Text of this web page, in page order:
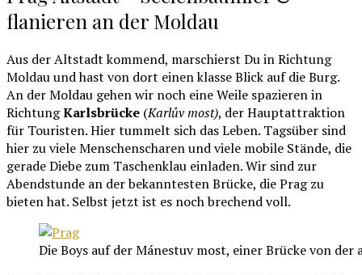
flanieren an der Moldau
Aus der Altstadt kommend, marschierst Du in Richtung
Moldau und hast von dort einen klasse Blick auf die Burg.
An der Moldau gehen wir noch eine Weile spazieren in
RichtungKarlsbrücke (Karlův most), der Hauptattraktion
für Touristen. Hier tummelt sich das Leben. Tagsüber sind
hier zu viele Menschenscharen und viele mobile Stände, die
gerade Diebe zum Taschenklau einladen. Wir sind zur
Abendstunde an der bekanntesten Brücke, die Prag zu
bieten hat. Selbst jetzt ist es noch brechend voll.
Die Boys auf der Mánestuv most, einer Brücke von